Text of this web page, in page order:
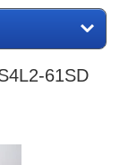
61SD